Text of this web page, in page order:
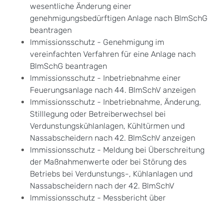
wesentliche Änderung einer
genehmigungsbedürftigen Anlage nach BImSchG
beantragen
Immissionsschutz - Genehmigung im
vereinfachten Verfahren für eine Anlage nach
BImSchG beantragen
Immissionsschutz - Inbetriebnahme einer
Feuerungsanlage nach 44. BImSchV anzeigen
Immissionsschutz - Inbetriebnahme, Änderung,
Stilllegung oder Betreiberwechsel bei
Verdunstungskühlanlagen, Kühltürmen und
Nassabscheidern nach 42. BImSchV anzeigen
Immissionsschutz - Meldung bei Überschreitung
der Maßnahmenwerte oder bei Störung des
Betriebs bei Verdunstungs-, Kühlanlagen und
Nassabscheidern nach der 42. BImSchV
Immissionsschutz - Messbericht über